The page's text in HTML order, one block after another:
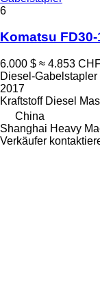
6
Komatsu FD30-
6.000 $ ≈ 4.853
Diesel-Gabelstapler
2017
Kraftstoff Diesel
China
Shanghai Heavy
Verkäufer